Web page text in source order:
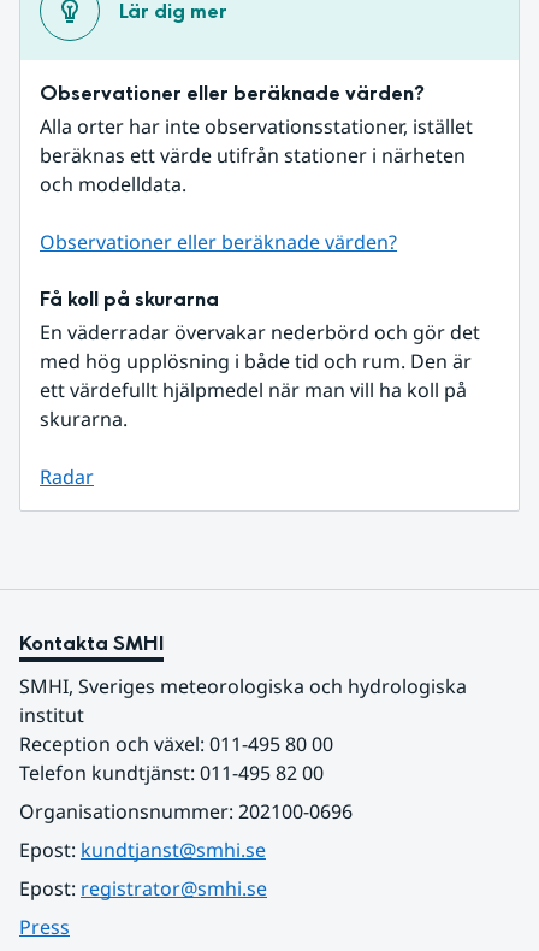
Lär dig mer
Observationer eller beräknade värden?
Alla orter har inte observationsstationer, istället
beräknas ett värde utifrån stationer i närheten
och modelldata.
Observationer eller beräknade värden?
Få koll på skurarna
En väderradar övervakar nederbörd och gör det
med hög upplösning i både tid och rum. Den är
ett värdefullt hjälpmedel när man vill ha koll på
skurarna.
Radar
Kontakta SMHI
SMHI, Sveriges meteorologiska och hydrologiska
institut
Reception och växel: 011-495 80 00
Telefon kundtjänst: 011-495 82 00
Organisationsnummer: 202100-0696
Epost: kundtjanst@smhi.se
Epost: registrator@smhi.se
Press